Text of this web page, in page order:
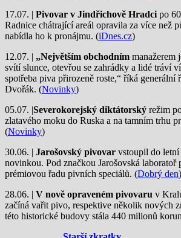
17.07. | Pivovar v Jindřichově Hradci po
Radnice chátrající areál opravila za více než
nabídla ho k pronájmu. (iDnes.cz)
12.07. | „Největším obchodním manažerem
svítí slunce, otevřou se zahrádky a lidé tráví
spotřeba piva přirozeně roste,“ říká generální
Dvořák. (Novinky)
05.07. |Severokorejský diktátorský režim
zlatavého moku do Ruska a na tamním trhu
(Novinky)
30.06. | Jarošovský pivovar vstoupil do letní
novinkou. Pod značkou Jarošovská laboratoř
prémiovou řadu pivních speciálů. (Dobrý den)
28.06. | V nově opraveném pivovaru v
začíná vařit pivo, respektive několik nových
této historické budovy stála 440 milionů